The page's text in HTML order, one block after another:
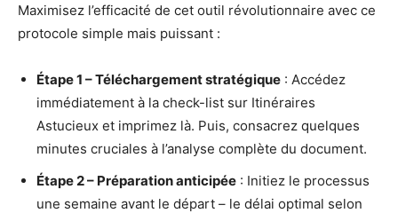
Maximisez l’efficacité de cet outil révolutionnaire avec ce
protocole simple mais puissant :
Étape 1 – Téléchargement stratégique : Accédez
immédiatement à la check-list sur Itinéraires
Astucieux et imprimez là. Puis, consacrez quelques
minutes cruciales à l’analyse complète du document.
Étape 2 – Préparation anticipée : Initiez le processus
une semaine avant le départ – le délai optimal selon